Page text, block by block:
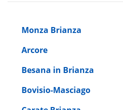
Monza Brianza
Arcore
Besana in Brianza
Bovisio-Masciago